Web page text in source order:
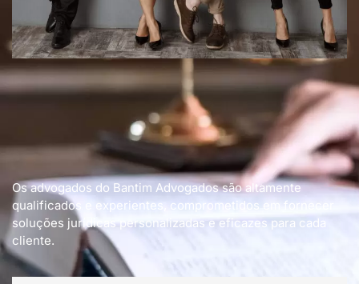
Os advogados do Bantim Advogados são altamente
qualificados e experientes, comprometidos em fornecer
soluções jurídicas personalizadas e eficazes para cada
cliente.